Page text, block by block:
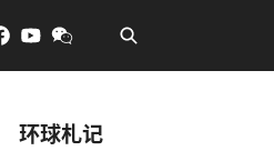
住細胞、血管與大腦活力
环球札记